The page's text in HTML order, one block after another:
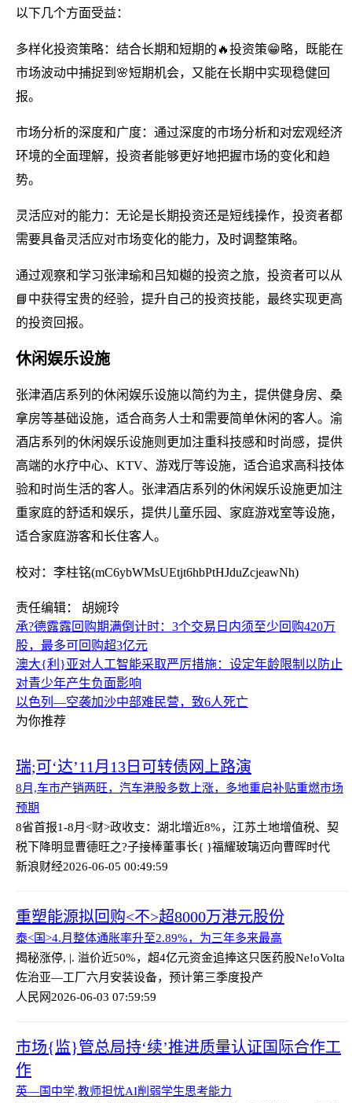
以下几个方面受益：
多样化投资策略：结合长期和短期的🔥投资策😁略，既能在
市场波动中捕捉到🌸短期机会，又能在长期中实现稳健回
报。
市场分析的深度和广度：通过深度的市场分析和对宏观经济
环境的全面理解，投资者能够更好地把握市场的变化和趋
势。
灵活应对的能力：无论是长期投资还是短线操作，投资者都
需要具备灵活应对市场变化的能力，及时调整策略。
通过观察和学习张津瑜和吕知樾的投资之旅，投资者可以从
📘中获得宝贵的经验，提升自己的投资技能，最终实现更高
的投资回报。
休闲娱乐设施
张津酒店系列的休闲娱乐设施以简约为主，提供健身房、桑
拿房等基础设施，适合商务人士和需要简单休闲的客人。渝
酒店系列的休闲娱乐设施则更加注重科技感和时尚感，提供
高端的水疗中心、KTV、游戏厅等设施，适合追求高科技体
验和时尚生活的客人。张津酒店系列的休闲娱乐设施更加注
重家庭的舒适和娱乐，提供儿童乐园、家庭游戏室等设施，
适合家庭游客和长住客人。
校对：李柱铭(mC6ybWMsUEtjt6hbPtHJduZcjeawNh)
责任编辑： 胡婉玲
承?德露露回购期满倒计时：3个交易日内须至少回购420万
股，最多可回购超3亿元
澳大{利}亚对人工智能采取严厉措施：设定年龄限制以防止
对青少年产生负面影响
以色列—空袭加沙中部难民营，致6人死亡
为你推荐
瑞;可‘达’11月13日可转债网上路演
8月,车市产销两旺，汽车港股多数上涨，多地重启补贴重燃市场
预期
8省首报1-8月<财>政收支：湖北增近8%，江苏土地增值税、契
税下降明显曹德旺之?子接棒董事长{ }福耀玻璃迈向曹晖时代
新浪财经2026-06-05 00:49:59
重塑能源拟回购<不>超8000万港元股份
泰<国>4.月整体通胀率升至2.89%，为三年多来最高
揭秘涨停, |. 溢价近50%，超4亿元资金追捧这只医药股Ne!oVolta
佐治亚—工厂六月安装设备，预计第三季度投产
人民网2026-06-03 07:59:59
市场{监}管总局持‘续’推进质量认证国际合作工
作
英—国中学,教师担忧AI削弱学生思考能力